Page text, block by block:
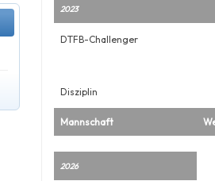
2023
DTFB-Challenger
Disziplin
Mannschaft
2026